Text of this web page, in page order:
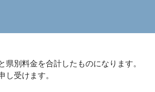
県別料金を合計したものになります。
し受けます。